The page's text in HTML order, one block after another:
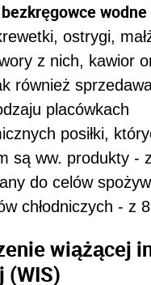
wodne
ostrygi,
z nich, kawior
również
placówkach
posiłki,
są ww. produkty -
do celów
chłodniczych - z
wiążącej
(WIS)